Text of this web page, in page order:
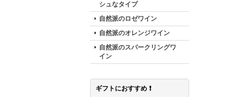
シュなタイプ
自然派のロゼワイン
自然派のオレンジワイン
自然派のスパークリングワ
イン
ギフトにおすすめ ❗️